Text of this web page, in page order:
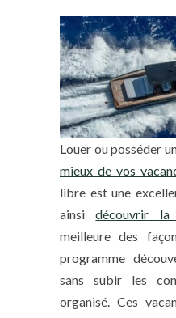
Louer ou posséder
mieux de vos
libre est une
ainsidécouvrir la
meilleure des
programme
sans subir les
organisé. Ces